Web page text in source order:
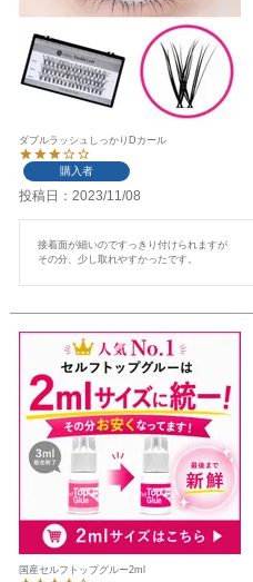
ダブルラッシュしっかりDカール
購入者
投稿日 2023/11/08
接着面が細いのですっきり付けられますが
その分、少し取れやすかったです。
国産セルフトップグルー2ml